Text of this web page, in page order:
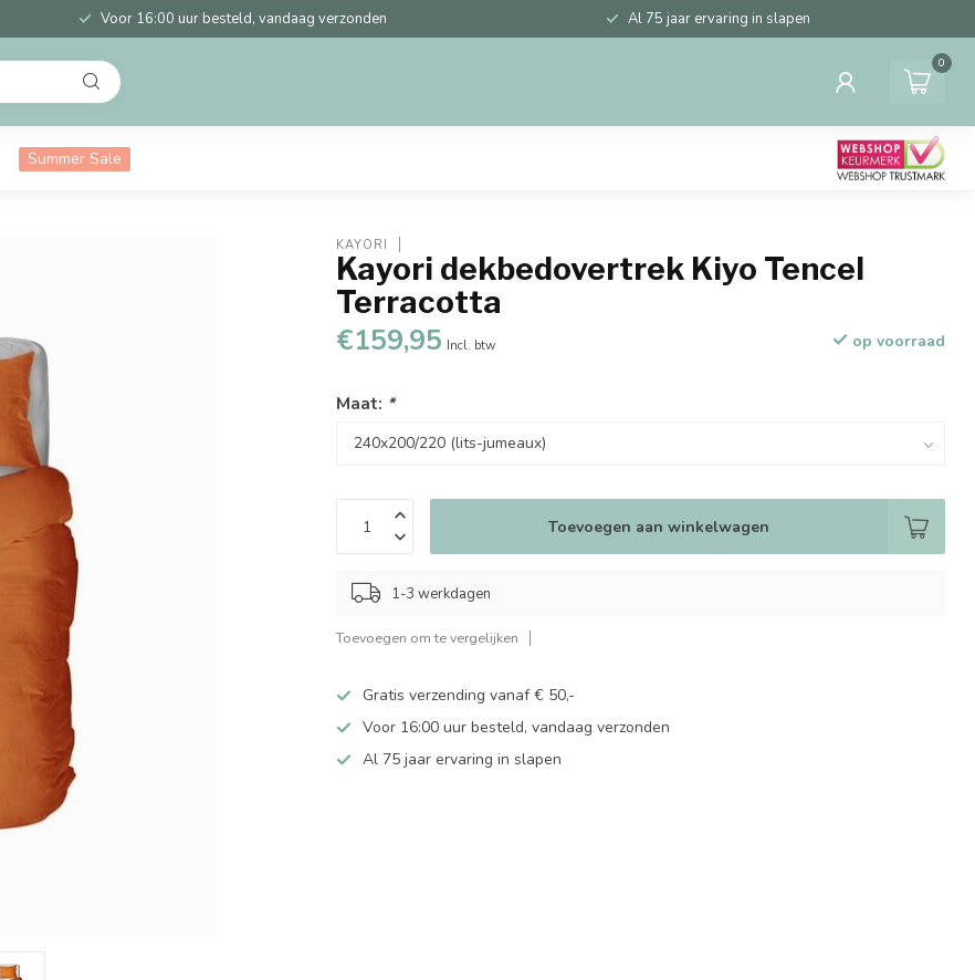
Voor 16:00 uur besteld, vandaag verzonden Al 75 jaar ervaring in slapen
0
Summer Sale
KAYORI
Kayori dekbedovertrek Kiyo Tencel
Terracotta
€159,95 Incl. btw op voorraad
Maat: *
Toevoegen aan winkelwagen
1-3 werkdagen
Toevoegen om te vergelijken
Gratis verzending vanaf € 50,-
Voor 16:00 uur besteld, vandaag verzonden
Al 75 jaar ervaring in slapen